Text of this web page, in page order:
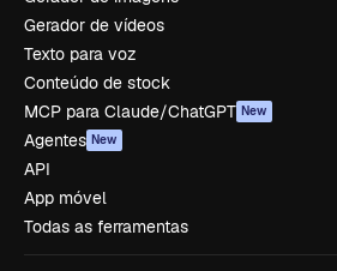
Gerador de vídeos
Texto para voz
Conteúdo de stock
MCP para Claude/ChatGPT New
Agentes New
API
App móvel
Todas as ferramentas